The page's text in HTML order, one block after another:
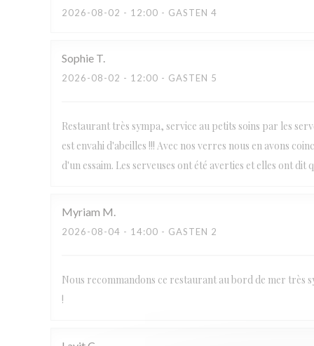
2026-08-02 - 12:00 - GASTEN 4
Sophie T
2026-08-02 - 12:00 - GASTEN 5
Restaurant très sympa, service au petits soins par les
est envahi d'abeilles !!! Avec nos verres nous en avons
d'un essaim. Les serveuses ont été averties et elles ont
Myriam M
2026-08-04 - 14:00 - GASTEN 2
Nous recommandons ce restaurant au bord de mer très
!